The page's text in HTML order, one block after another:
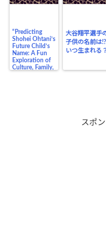
“Predicting
Shohei Ohtani’s
Future Child’s
Name: A Fun
Exploration of
Culture, Family,
大谷翔平選手
子供の名前は!?
いつ生まれる
スポ